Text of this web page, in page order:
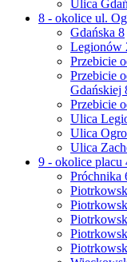
Ulica
8 - okolice ul.
Gdańska 8
Legionów
Przebicie
Przebicie
Gdańskiej
Przebicie
Ulica
Ulica
Ulica
9 - okolice placu
Próchnika